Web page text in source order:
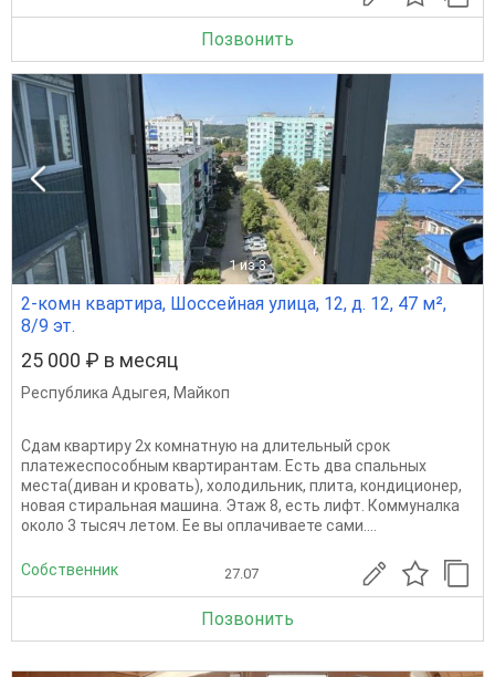
Позвонить
1 из 3
2-комн квартира, Шоссейная улица, 12, д. 12, 47 м²,
8/9 эт.
25 000 ₽ в месяц
Республика Адыгея, Майкоп
Сдам квартиру 2х комнатную на длительный срок
платежеспособным квартирантам. Есть два спальных
места(диван и кровать), холодильник, плита, кондиционер,
новая стиральная машина. Этаж 8, есть лифт. Коммуналка
около 3 тысяч летом. Ее вы оплачиваете сами....
Собственник 27.07
Позвонить